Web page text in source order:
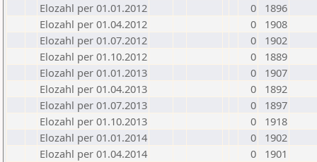
Elozahl per 01.01.2012
0
1896
Elozahl per 01.04.2012
0
1908
Elozahl per 01.07.2012
0
1902
Elozahl per 01.10.2012
0
1889
Elozahl per 01.01.2013
0
1907
Elozahl per 01.04.2013
0
1892
Elozahl per 01.07.2013
0
1897
Elozahl per 01.10.2013
0
1918
Elozahl per 01.01.2014
0
1902
Elozahl per 01.04.2014
0
1901